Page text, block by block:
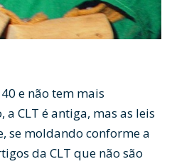
e não tem mais
CLT é antiga, mas as leis
se moldando conforme a
da CLT que não são